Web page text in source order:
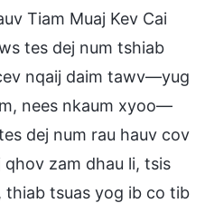
Tiam Muaj Kev Cai
tes dej num tshiab
nqaij daim tawv—yug
nees nkaum xyoo—
dej num rau hauv cov
qhov zam dhau li, tsis
thiab tsuas yog ib co tib